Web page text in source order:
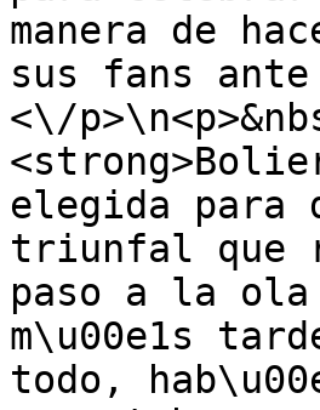
manera de
sus fans
<\/
elegida para
triunfal que
paso a la ola
m\u00e1s
todo,